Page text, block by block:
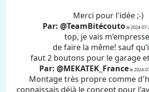
Merci pour l'idée ;-)
Par: @TeamBitécoutole 2024-
top, je vais
de faire la même! sauf
faut 2 boutons pour le garage
Par: @MEKATEK_Francele 2024-
Montage très propre comme
connaissais déjà le concept pour